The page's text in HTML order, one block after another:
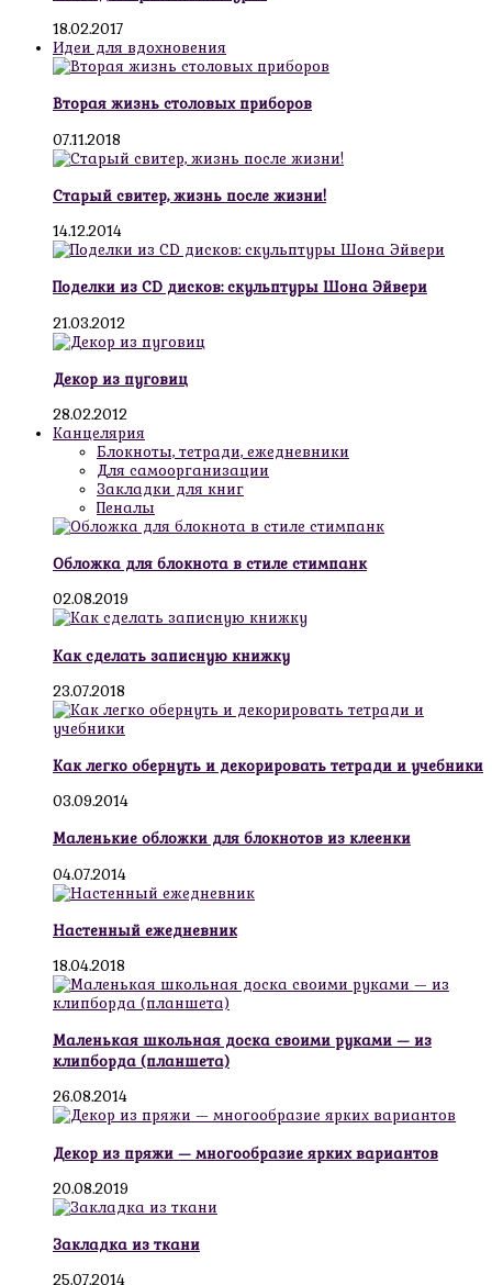
18.02.2017
Идеи для вдохновения
Вторая жизнь столовых приборов
07.11.2018
Старый свитер, жизнь после жизни!
14.12.2014
Поделки из CD дисков: скульптуры Шона Эйвери
21.03.2012
Декор из пуговиц
28.02.2012
Канцелярия
Блокноты, тетради, ежедневники
Для самоорганизации
Закладки для книг
Пеналы
Обложка для блокнота в стиле стимпанк
02.08.2019
Как сделать записную книжку
23.07.2018
Как легко обернуть и декорировать тетради и учебники
03.09.2014
Маленькие обложки для блокнотов из клеенки
04.07.2014
Настенный ежедневник
18.04.2018
Маленькая школьная доска своими руками — из
клипборда (планшета)
26.08.2014
Декор из пряжи — многообразие ярких вариантов
20.08.2019
Закладка из ткани
25.07.2014